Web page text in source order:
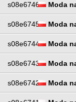
s08e6746 Moda
s08e6745 Moda
s08e6744 Moda
s08e6743 Moda
s08e6742 Moda